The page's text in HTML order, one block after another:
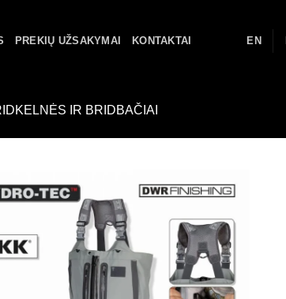
PREKIŲ UŽSAKYMAI KONTAKTAI EN
IR BRIDBAČIAI